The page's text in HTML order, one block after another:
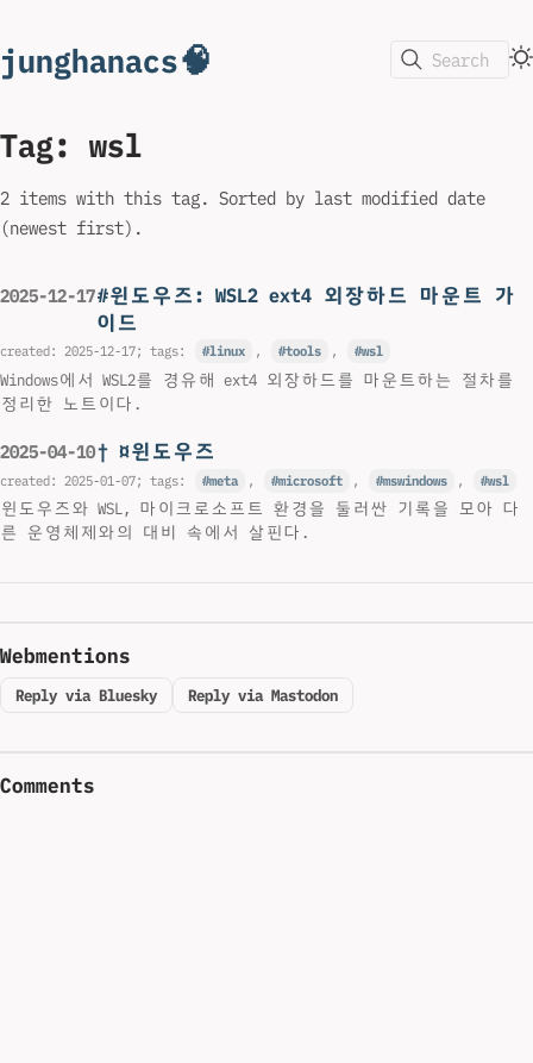
junghanacs🧠 Search
Tag: wsl
2 items with this tag. Sorted by last modified date
(newest first).
2025-12-17#윈도우즈: WSL2 ext4 외장하드 마운트 가
이드
created: 2025-12-17; tags: linux , tools , wsl
Windows에서 WSL2를 경유해 ext4 외장하드를 마운트하는 절차를
정리한 노트이다.
2025-04-10† ¤윈도우즈
created: 2025-01-07; tags: meta , microsoft , mswindows , wsl
윈도우즈와 WSL, 마이크로소프트 환경을 둘러싼 기록을 모아 다
른 운영체제와의 대비 속에서 살핀다.
Webmentions
Reply via Bluesky Reply via Mastodon
Comments